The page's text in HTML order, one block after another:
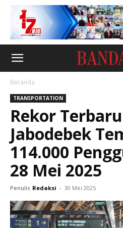
Beranda
TRANSPORTATION
Rekor
Jabodebek
114.000
28 Mei 2025
Penulis Redaksi - 30 Mei 2025